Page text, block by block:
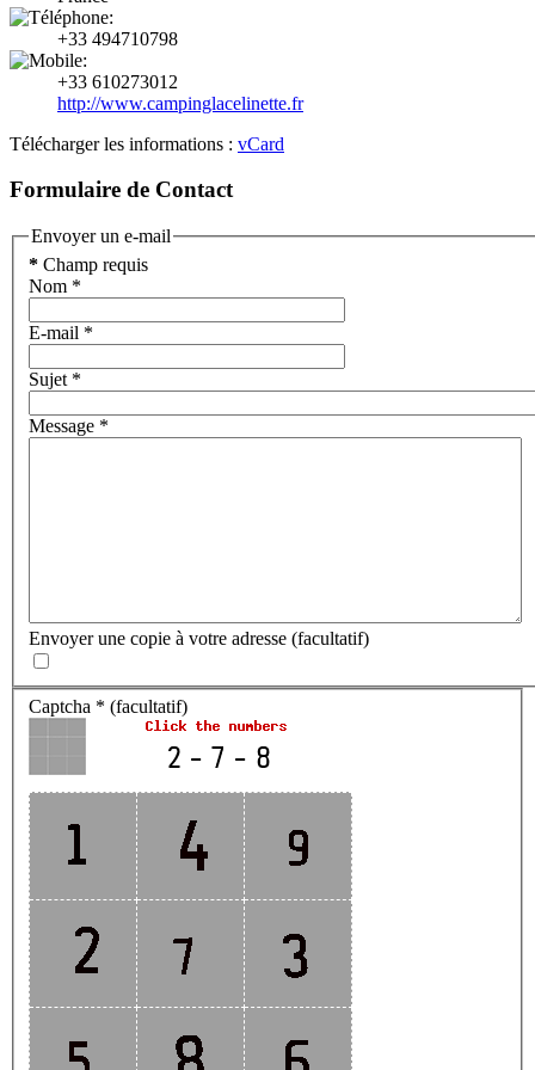
+33 494710798
+33 610273012
http://www.campinglacelinette.fr
Télécharger les informations : vCard
Formulaire de Contact
Envoyer un e-mail
* Champ requis
Nom *
E-mail *
Sujet *
Message *
Envoyer une copie à votre adresse (facultatif)
Captcha * (facultatif)